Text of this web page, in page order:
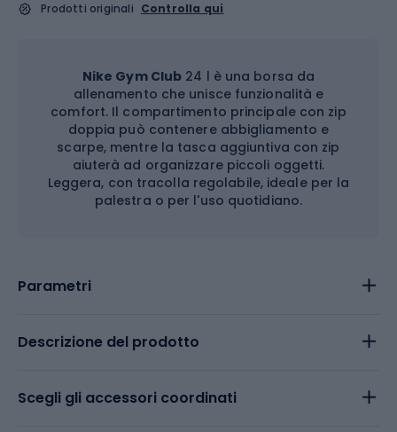
Prodotti originali Controlla qui
Nike Gym Club 24 l è una borsa da
allenamento che unisce funzionalità e
comfort. Il compartimento principale con zip
doppia può contenere abbigliamento e
scarpe, mentre la tasca aggiuntiva con zip
aiuterà ad organizzare piccoli oggetti.
Leggera, con tracolla regolabile, ideale per la
palestra o per l'uso quotidiano.
Parametri
Descrizione del prodotto
Scegli gli accessori coordinati